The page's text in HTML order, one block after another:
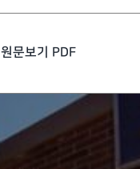
원문보기 PDF